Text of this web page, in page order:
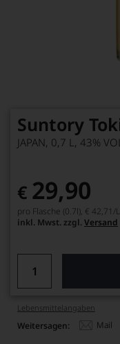
Suntory
JAPAN, 0,7 L, 43%
€ 29,90
pro Flasche (0.7l), € 42,71/L
inkl. Mwst. zzgl. Versand
Lebensmittel­angaben
Weitersagen: Mail